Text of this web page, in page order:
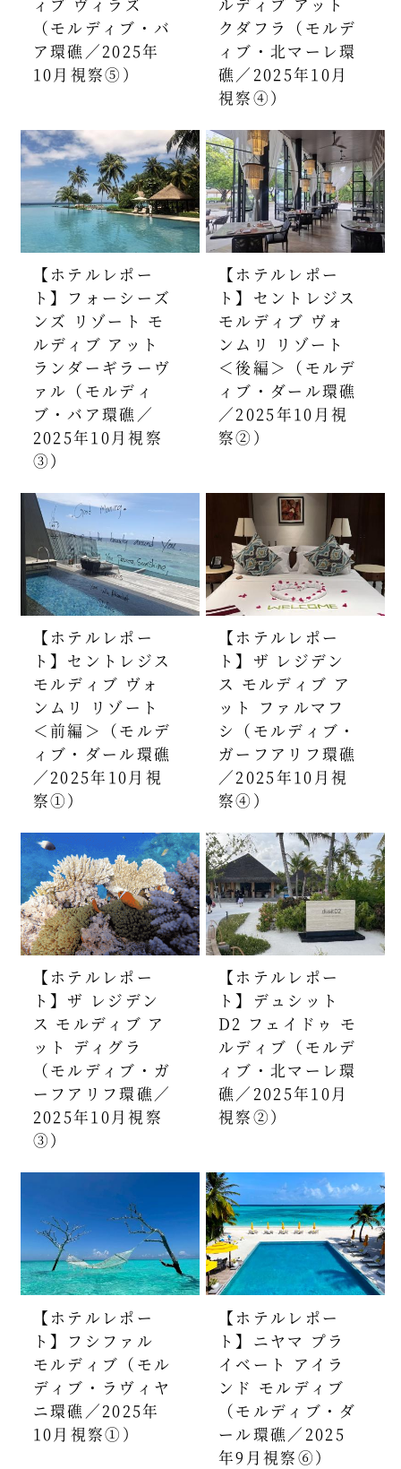
ィブ ヴィラズ
（モルディブ・バ
ア環礁／2025年
10月視察⑤）
ルディブ アット
クダフラ（モルデ
ィブ・北マーレ環
礁／2025年10月
視察④）
【ホテルレポー
ト】フォーシーズ
ンズ リゾート モ
ルディブ アット
ランダーギラーヴ
ァル（モルディ
ブ・バア環礁／
2025年10月視察
③）
【ホテルレポー
ト】セントレジス
モルディブ ヴォ
ンムリ リゾート
＜後編＞（モルデ
ィブ・ダール環礁
／2025年10月視
察②）
【ホテルレポー
ト】セントレジス
モルディブ ヴォ
ンムリ リゾート
＜前編＞（モルデ
ィブ・ダール環礁
／2025年10月視
察①）
【ホテルレポー
ト】ザ レジデン
ス モルディブ ア
ット ファルマフ
シ（モルディブ・
ガーフアリフ環礁
／2025年10月視
察④）
【ホテルレポー
ト】ザ レジデン
ス モルディブ ア
ット ディグラ
（モルディブ・ガ
ーフアリフ環礁／
2025年10月視察
③）
【ホテルレポー
ト】デュシット
D2 フェイドゥ モ
ルディブ（モルデ
ィブ・北マーレ環
礁／2025年10月
視察②）
【ホテルレポー
ト】フシファル
モルディブ（モル
ディブ・ラヴィヤ
ニ環礁／2025年
10月視察①）
【ホテルレポー
ト】ニヤマ プラ
イベート アイラ
ンド モルディブ
（モルディブ・ダ
ール環礁／2025
年9月視察⑥）